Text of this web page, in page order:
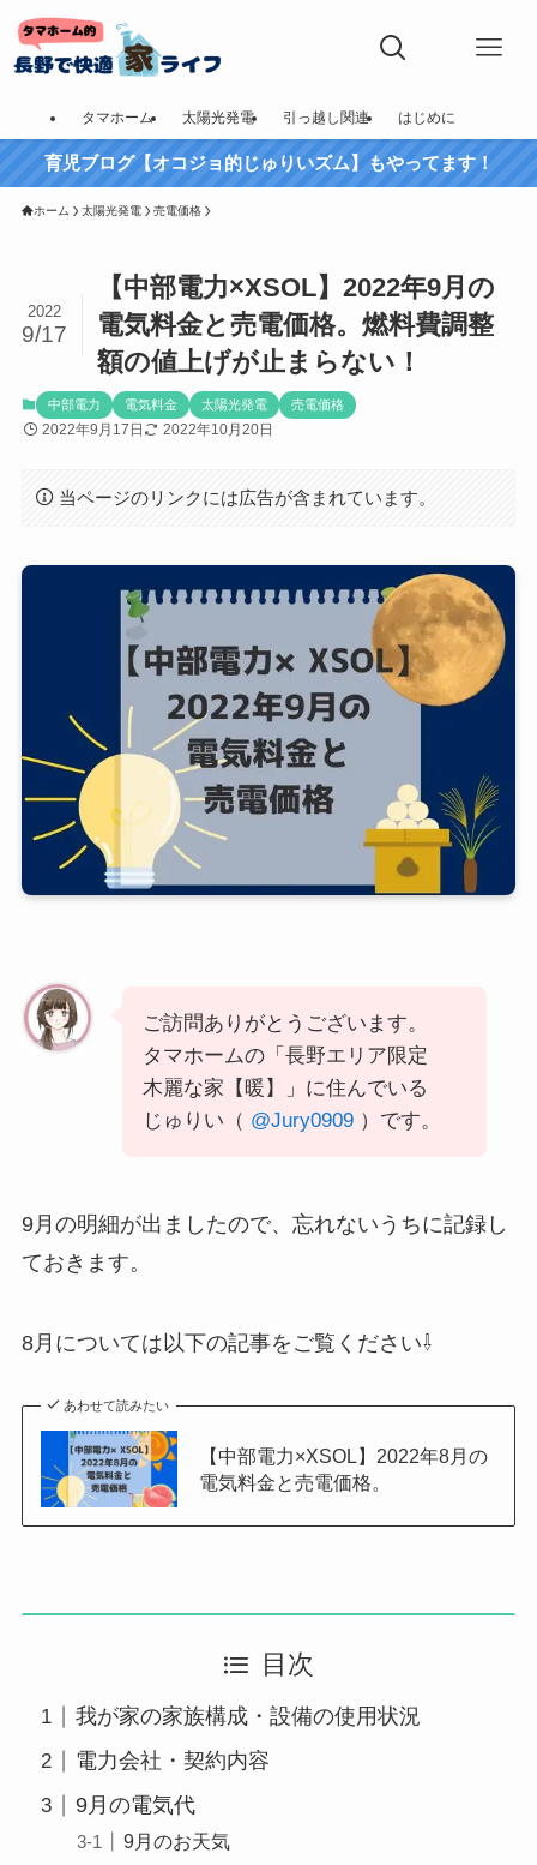
タマホーム 太陽光発電 引っ越し関連 はじめに
育児ブログ【オコジョ的じゅりいズム】もやってます！
ホーム 太陽光発電 売電価格
【中部電力×XSOL】2022年9月の
電気料金と売電価格。燃料費調整
額の値上げが止まらない！
2022
9/17
中部電力 電気料金 太陽光発電 売電価格
2022年9月17日 2022年10月20日
当ページのリンクには広告が含まれています。
ご訪問ありがとうございます。
タマホームの「長野エリア限定
木麗な家【暖】」に住んでいる
じゅりい（ @Jury0909）です。
9月の明細が出ましたので、忘れないうちに記録し
ておきます。
8月については以下の記事をご覧ください⇩
あわせて読みたい
【中部電力×XSOL】2022年8月の
電気料金と売電価格。
目次
我が家の家族構成・設備の使用状況
電力会社・契約内容
9月の電気代
9月のお天気